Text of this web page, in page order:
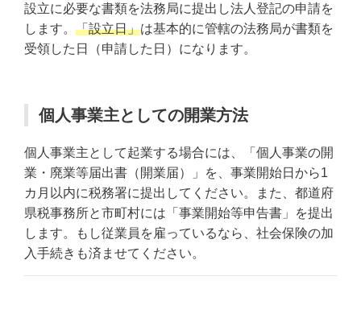
設立に必要な書類を法務局に提出し法人登記の申請を
します。 「設立日」は基本的に管轄の法務局が書類を
受領した日（申請した日）になります。
個人事業主としての開業方法
個人事業主として起業する場合には、「個人事業の開
業・廃業等届出書（開業届）」を、事業開始日から1
カ月以内に税務署に提出してください。また、都道府
県税事務所と市町村には「事業開始等申告書」を提出
します。もし従業員を雇っているなら、社会保険の加
入手続きも済ませてください。